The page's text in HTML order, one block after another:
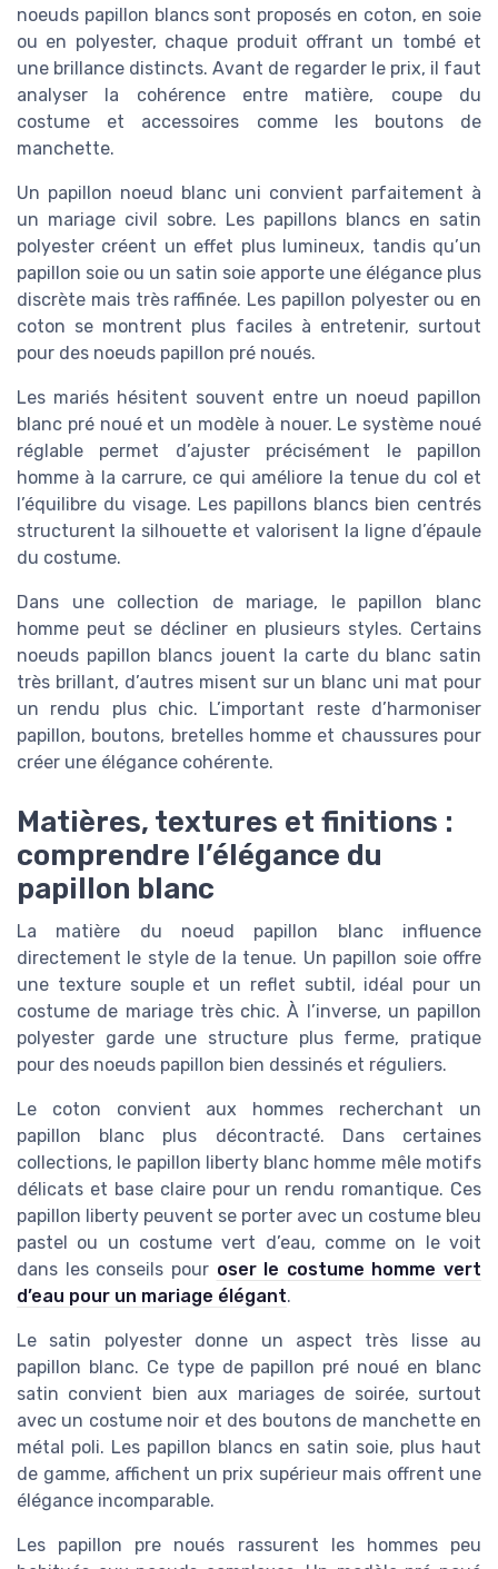
noeuds papillon blancs sont proposés en coton, en soie
ou en polyester, chaque produit offrant un tombé et
une brillance distincts. Avant de regarder le prix, il faut
analyser la cohérence entre matière, coupe du
costume et accessoires comme les boutons de
manchette.
Un papillon noeud blanc uni convient parfaitement à
un mariage civil sobre. Les papillons blancs en satin
polyester créent un effet plus lumineux, tandis qu’un
papillon soie ou un satin soie apporte une élégance plus
discrète mais très raffinée. Les papillon polyester ou en
coton se montrent plus faciles à entretenir, surtout
pour des noeuds papillon pré noués.
Les mariés hésitent souvent entre un noeud papillon
blanc pré noué et un modèle à nouer. Le système noué
réglable permet d’ajuster précisément le papillon
homme à la carrure, ce qui améliore la tenue du col et
l’équilibre du visage. Les papillons blancs bien centrés
structurent la silhouette et valorisent la ligne d’épaule
du costume.
Dans une collection de mariage, le papillon blanc
homme peut se décliner en plusieurs styles. Certains
noeuds papillon blancs jouent la carte du blanc satin
très brillant, d’autres misent sur un blanc uni mat pour
un rendu plus chic. L’important reste d’harmoniser
papillon, boutons, bretelles homme et chaussures pour
créer une élégance cohérente.
Matières, textures et finitions :
comprendre l’élégance du
papillon blanc
La matière du noeud papillon blanc influence
directement le style de la tenue. Un papillon soie offre
une texture souple et un reflet subtil, idéal pour un
costume de mariage très chic. À l’inverse, un papillon
polyester garde une structure plus ferme, pratique
pour des noeuds papillon bien dessinés et réguliers.
Le coton convient aux hommes recherchant un
papillon blanc plus décontracté. Dans certaines
collections, le papillon liberty blanc homme mêle motifs
délicats et base claire pour un rendu romantique. Ces
papillon liberty peuvent se porter avec un costume bleu
pastel ou un costume vert d’eau, comme on le voit
dans les conseils pour oser le costume homme vert
d’eau pour un mariage élégant.
Le satin polyester donne un aspect très lisse au
papillon blanc. Ce type de papillon pré noué en blanc
satin convient bien aux mariages de soirée, surtout
avec un costume noir et des boutons de manchette en
métal poli. Les papillon blancs en satin soie, plus haut
de gamme, affichent un prix supérieur mais offrent une
élégance incomparable.
Les papillon pre noués rassurent les hommes peu